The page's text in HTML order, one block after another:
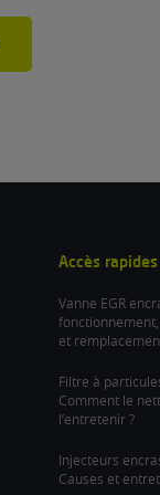
Accès rapides
Vanne EGR
et
Filtre à
Comment le
l’entretenir ?
Injecteurs
Causes et